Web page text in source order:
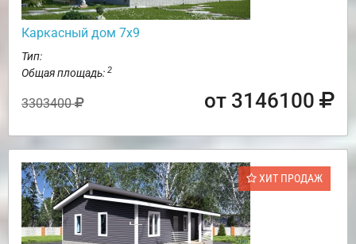
Каркасный дом 7х9
Тип:
Общая площадь: 2
3303400 от 3146100
ХИТ ПРОДАЖ